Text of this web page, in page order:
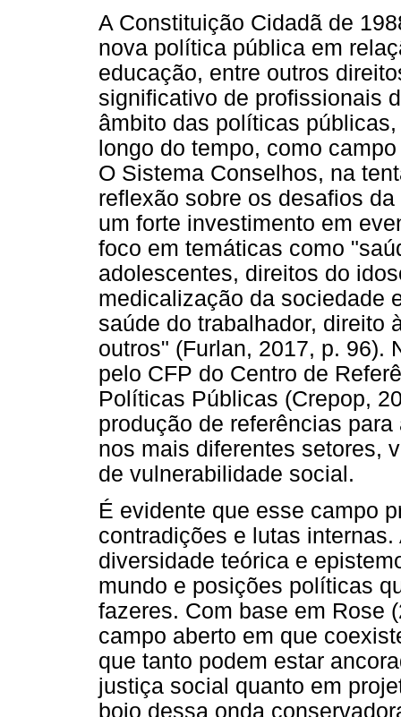
A Constituição Cidadã de
nova política pública em
educação, entre outros
significativo de profissionais
âmbito das políticas
longo do tempo, como
O Sistema Conselhos, na
reflexão sobre os desafios
um forte investimento em
foco em temáticas como
adolescentes, direitos do
medicalização da sociedade
saúde do trabalhador, direito
outros" (Furlan, 2017, p. 96).
pelo CFP do Centro de
Políticas Públicas (Crepop,
produção de referências
nos mais diferentes setores,
de vulnerabilidade social.
É evidente que esse campo
contradições e lutas
diversidade teórica e
mundo e posições políticas
fazeres. Com base em Rose
campo aberto em que
que tanto podem estar
justiça social quanto em
bojo dessa onda